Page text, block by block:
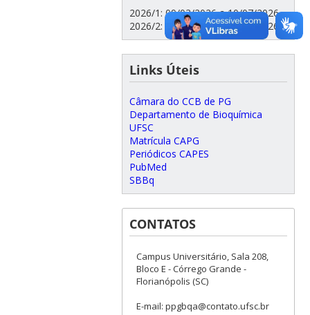
2026/1: 09/03/2026 a 10/07/2026
2026/2: 10/08/2026 a 11/12/2026
Links Úteis
Câmara do CCB de PG
Departamento de Bioquímica
UFSC
Matrícula CAPG
Periódicos CAPES
PubMed
SBBq
CONTATOS
Campus Universitário, Sala 208,
Bloco E - Córrego Grande -
Florianópolis (SC)
E-mail: ppgbqa@contato.ufsc.br